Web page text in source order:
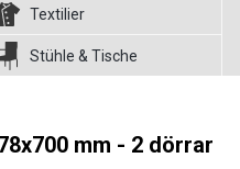
Textilier
Stühle & Tische
mm - 2 dörrar